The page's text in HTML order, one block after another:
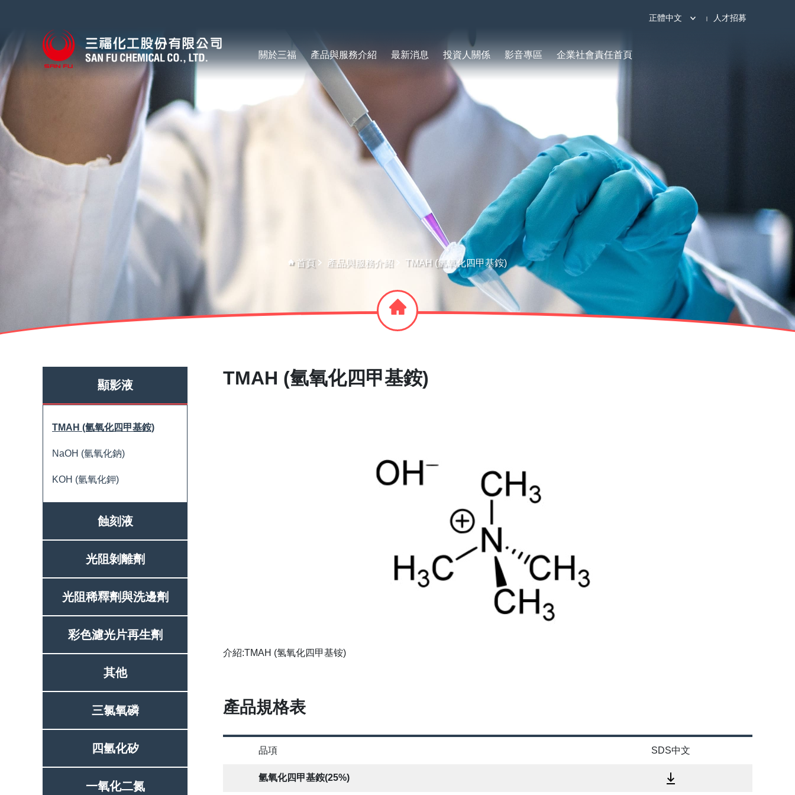
關於三福 產品與服務介紹 最新消息 投資人關係 影音專區 企業社會責任首頁
正體中文 人才招募
首頁 產品與服務介紹 TMAH (氫氧化四甲基銨)
顯影液
TMAH (氫氧化四甲基銨)
NaOH (氫氧化鈉)
KOH (氫氧化鉀)
蝕刻液
光阻剝離劑
光阻稀釋劑與洗邊劑
彩色濾光片再生劑
其他
三氯氧磷
四氫化矽
一氧化二氮
TMAH (氫氧化四甲基銨)
介紹:TMAH (氢氧化四甲基铵)
產品規格表
品項 SDS中文
氫氧化四甲基銨(25%)